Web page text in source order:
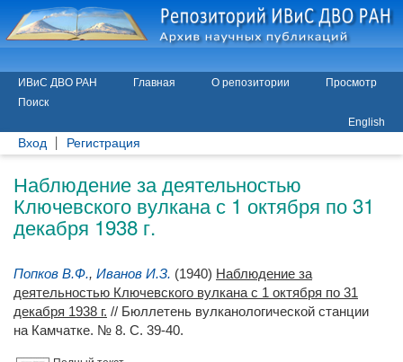
ИВиС ДВО РАН Главная О репозитории
Просмотр
Поиск
English
Вход Регистрация
Наблюдение за деятельностью
Ключевского вулкана с 1 октября по 31
декабря 1938 г.
Попков В.Ф., Иванов И.З. (1940) Наблюдение за
деятельностью Ключевского вулкана с 1 октября по 31
декабря 1938 г. // Бюллетень вулканологической станции
на Камчатке. № 8. С. 39-40.